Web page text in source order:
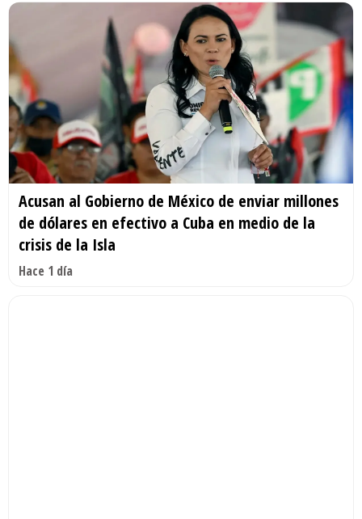
Acusan al Gobierno de México de enviar millones
de dólares en efectivo a Cuba en medio de la
crisis de la Isla
Hace 1 día